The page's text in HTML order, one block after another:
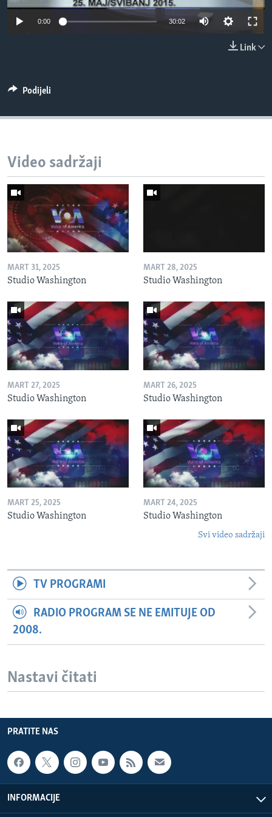
MAGAZIN
PRATITE NAS
Jezici
0:00 30:02
Link
Podijeli
Video sadržaji
MART 31, 2025
Studio Washington
MART 28, 2025
Studio Washington
MART 27, 2025
Studio Washington
MART 26, 2025
Studio Washington
MART 25, 2025
Studio Washington
MART 24, 2025
Studio Washington
Svi video sadržaji
TV PROGRAMI
RADIO PROGRAM SE NE EMITUJE OD
2008.
Nastavi čitati
PRATITE NAS
INFORMACIJE